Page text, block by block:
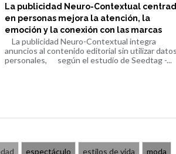
La publicidad Neuro-Contextual
en personas mejora la atención, la
emoción y la conexión con las marcas
La publicidad Neuro-Contextual integra
anuncios al contenido editorial sin utilizar
personales, según el estudio de Seedtag -...
espectáculo estilos de vida moda